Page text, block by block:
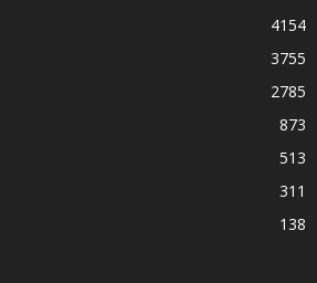
4154
3755
2785
873
513
311
138